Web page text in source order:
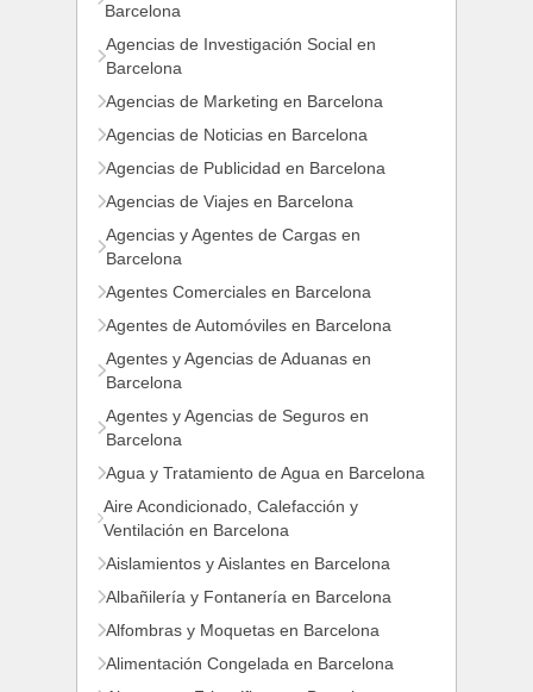
Barcelona
Agencias de Investigación Social en
Barcelona
Agencias de Marketing en Barcelona
Agencias de Noticias en Barcelona
Agencias de Publicidad en Barcelona
Agencias de Viajes en Barcelona
Agencias y Agentes de Cargas en
Barcelona
Agentes Comerciales en Barcelona
Agentes de Automóviles en Barcelona
Agentes y Agencias de Aduanas en
Barcelona
Agentes y Agencias de Seguros en
Barcelona
Agua y Tratamiento de Agua en Barcelona
Aire Acondicionado, Calefacción y
Ventilación en Barcelona
Aislamientos y Aislantes en Barcelona
Albañilería y Fontanería en Barcelona
Alfombras y Moquetas en Barcelona
Alimentación Congelada en Barcelona